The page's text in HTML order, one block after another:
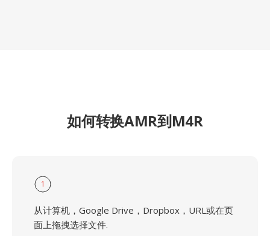
如何转换AMR到M4R
1
从计算机，Google Drive，Dropbox，URL或在页
面上拖拽选择文件.